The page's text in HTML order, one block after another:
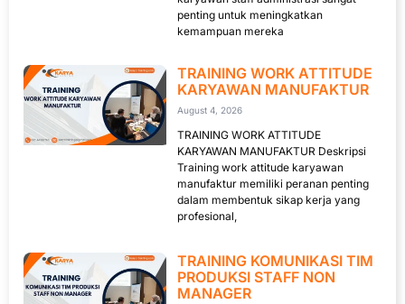
penting untuk meningkatkan
kemampuan mereka
TRAINING WORK ATTITUDE
KARYAWAN MANUFAKTUR
August 4, 2026
TRAINING WORK ATTITUDE
KARYAWAN MANUFAKTUR Deskripsi
Training work attitude karyawan
manufaktur memiliki peranan penting
dalam membentuk sikap kerja yang
profesional,
TRAINING KOMUNIKASI TIM
PRODUKSI STAFF NON
MANAGER